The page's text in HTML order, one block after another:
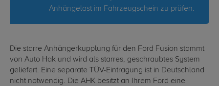
Anhängelast im Fahrzeugschein zu prüfen.
Die starre Anhängerkupplung für den Ford Fusion stammt
von Auto Hak und wird als starres, geschraubtes System
geliefert. Eine separate TÜV-Eintragung ist in Deutschland
nicht notwendig. Die AHK besitzt an Ihrem Ford eine